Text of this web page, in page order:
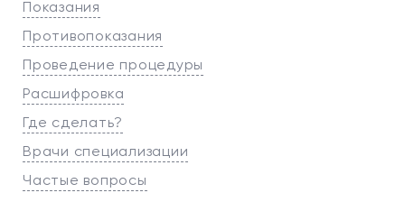
Показания
Противопоказания
Проведение процедуры
Расшифровка
Где сделать?
Врачи специализации
Частые вопросы